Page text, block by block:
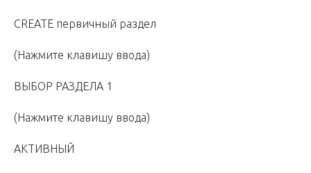
CREATE первичный раздел
(Нажмите клавишу ввода)
ВЫБОР РАЗДЕЛА 1
(Нажмите клавишу ввода)
АКТИВНЫЙ